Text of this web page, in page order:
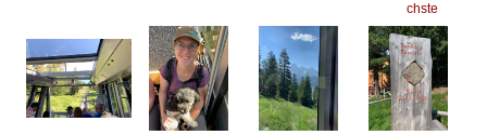
chste